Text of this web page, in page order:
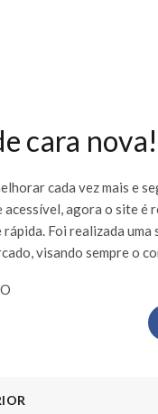
cara
cada vez mais e
agora o site é
Foi realizada
visando sempre o